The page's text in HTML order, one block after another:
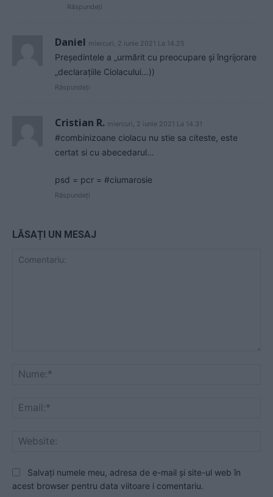
Răspundeți
Daniel miercuri, 2 iunie 2021 La 14.25
Președintele a „urmărit cu preocupare și îngrijorare
„declarațiile Ciolacului…))
Răspundeți
Cristian R. miercuri, 2 iunie 2021 La 14.31
#combinizoane ciolacu nu stie sa citeste, este
certat si cu abecedarul…
psd = pcr = #ciumarosie
Răspundeți
LĂSAȚI UN MESAJ
Salvați numele meu, adresa de e-mail și site-ul web în
acest browser pentru data viitoare i comentariu.